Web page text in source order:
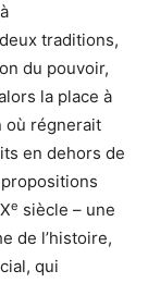
traditions,
du pouvoir,
la place à
où régnerait
en dehors de
e siècle – une
de l’histoire,
qui